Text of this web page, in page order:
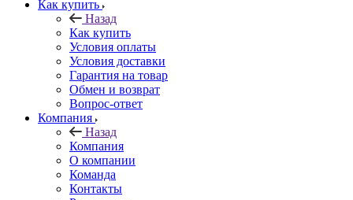
Как купить
Назад
Как купить
Условия оплаты
Условия доставки
Гарантия на товар
Обмен и возврат
Вопрос-ответ
Компания
Назад
Компания
О компании
Команда
Контакты